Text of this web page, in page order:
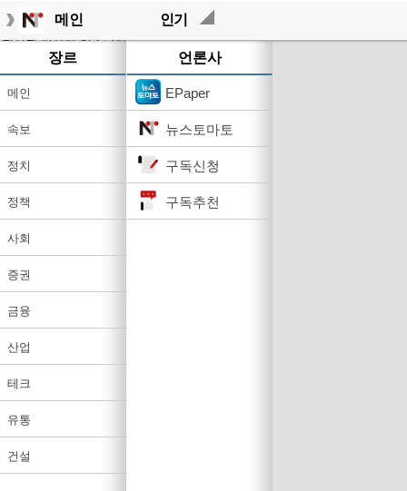
메인 인기
장르
메인
속보
정치
정책
사회
증권
금융
산업
테크
유통
건설
언론사
EPaper
뉴스토마토
구독신청
구독추천
작성된 기사가 없습니다.